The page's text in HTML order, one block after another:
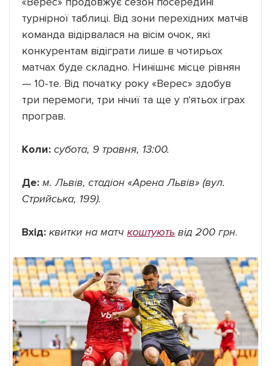
турнірної таблиці. Від зони перехідних матчів
команда відірвалася на вісім очок, які
конкурентам відіграти лише в чотирьох
матчах буде складно. Нинішнє місце рівнян
— 10-те. Від початку року «Верес» здобув
три перемоги, три нічиї та ще у п'ятьох іграх
програв.
Коли: субота, 9 травня, 13:00.
Де: м. Львів, стадіон «Арена Львів» (вул.
Стрийська, 199).
Вхід: квитки на матч коштують від 200 грн.